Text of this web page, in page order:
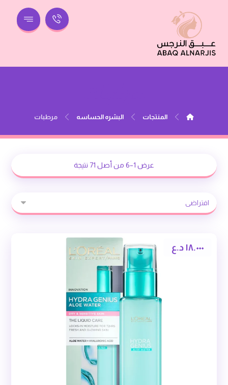
المنتجات البشره الحساسه مرطبات
عرض 1–6 من أصل 71 نتيجة
١٨.٠٠٠ د.ع